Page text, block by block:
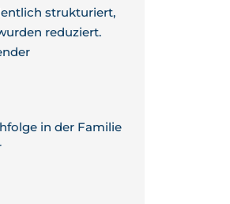
strukturiert,
reduziert.
in der Familie